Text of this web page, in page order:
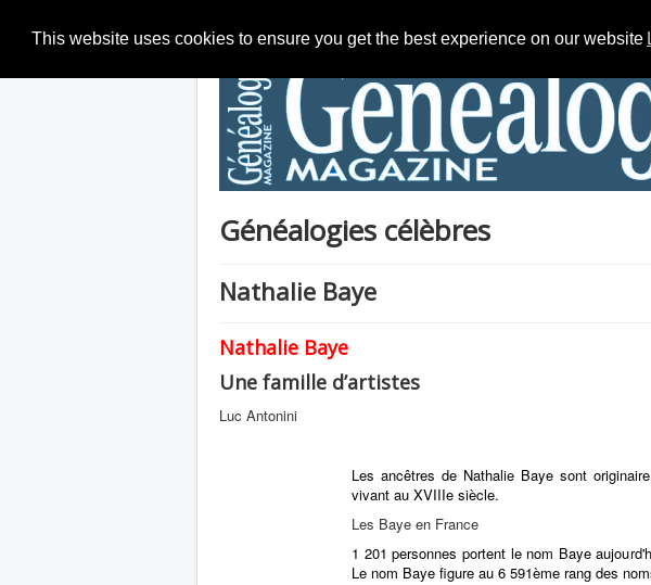
This website uses cookies to ensure you get the best experience on our website
Généalogies célèbres
Nathalie Baye
Nathalie Baye
Une famille d’artistes
Luc Antonini
Les ancêtres de Nathalie Baye sont
vivant au XVIIIe siècle.
Les Baye en France
1 201 personnes portent le nom Baye
Le nom Baye figure au 6 591ème rang des